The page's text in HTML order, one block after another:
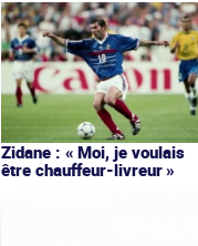
Zidane : « Moi, je voulais
être chauffeur-livreur »